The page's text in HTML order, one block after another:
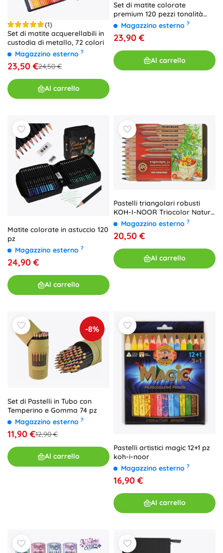
(1)
Set di matite acquerellabili in
custodia di metallo, 72 colori
Magazzino esterno ?
23,50 €24,50 €
Al carrello
Set di matite colorate
premium 120 pezzi tonalità
assortite
Magazzino esterno ?
23,90 €
Al carrello
Matite colorate in astuccio 120
pz
Magazzino esterno ?
24,90 €
Al carrello
Pastelli triangolari robusti
KOH-I-NOOR Triocolor Natur,
24 pzMagazzino esterno ?
20,50 €
Al carrello
-8%
Set di Pastelli in Tubo con
Temperino e Gomma 74 pz
Magazzino esterno ?
11,90 €12,90 €
Al carrello
Pastelli artistici magic 12+1 pz
koh-i-noor
Magazzino esterno ?
16,90 €
Al carrello